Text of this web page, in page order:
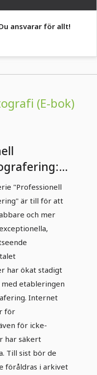
ansvarar för allt!
(E-bok)
"Professionell
är till för att
och mer
har ökat stadigt
etableringen
Internet
för
för icke-
har säkert
Till sist bör de
föråldras i arkivet